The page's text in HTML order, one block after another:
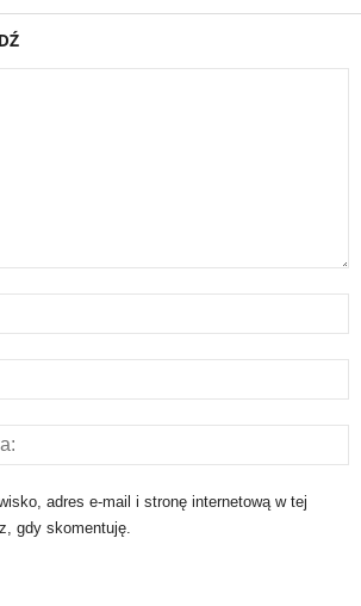
adres e-mail i stronę internetową w tej
gdy skomentuję.